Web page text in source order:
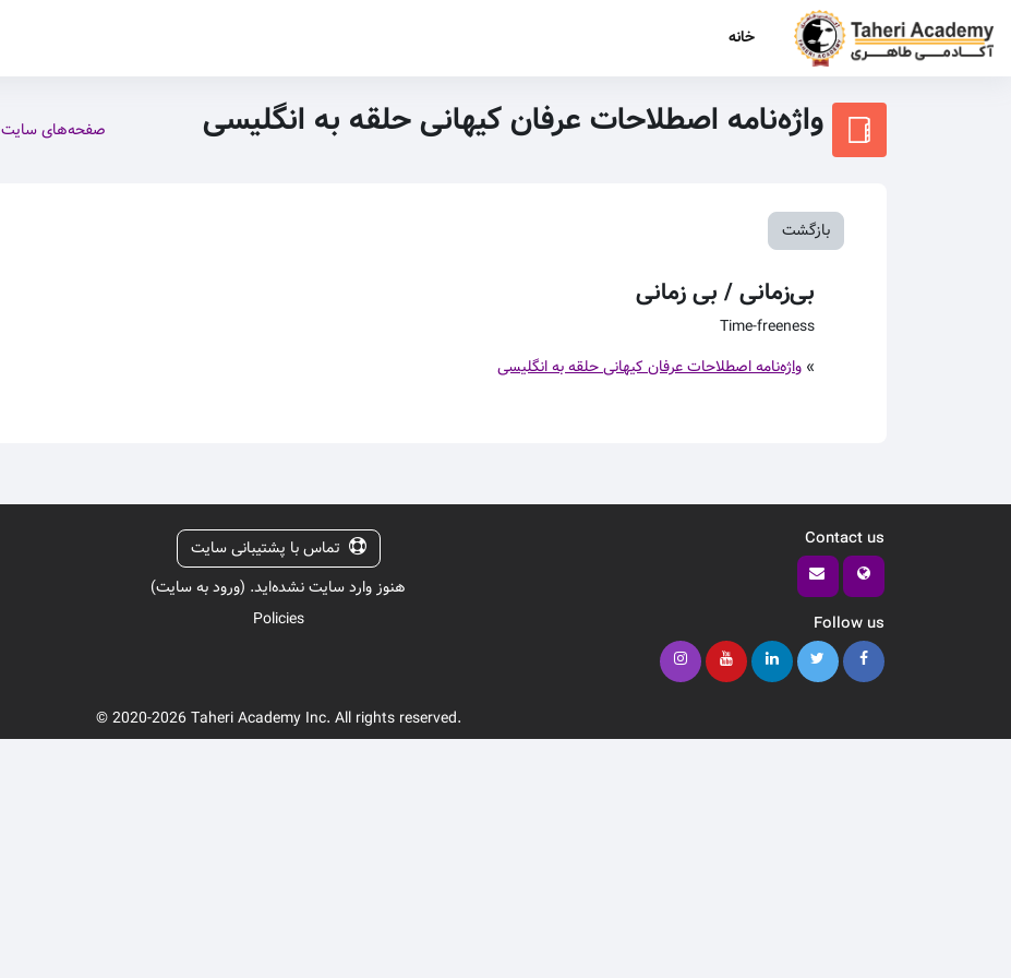
خانه
واژه‌نامه اصطلاحات عرفان کیهانی حلقه به انگلیسی صفحه‌های سایت
بازگشت
بی‌زمانی / بی زمانی
Time-freeness
» واژه‌نامه اصطلاحات عرفان کیهانی حلقه به انگلیسی
Contact us
Follow us
تماس با پشتیبانی سایت
هنوز وارد سایت نشده‌اید. (ورود به سایت)
Policies
© 2020-2026 Taheri Academy Inc. All rights reserved.